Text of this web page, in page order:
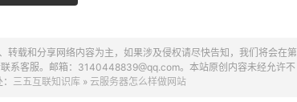
转载和分享网络内容为主，如果涉及侵权请尽快告知，我们将会在第
系客服。邮箱：3140448839@qq.com。本站原创内容未经允许不
三五互联知识库 » 云服务器怎么样做网站